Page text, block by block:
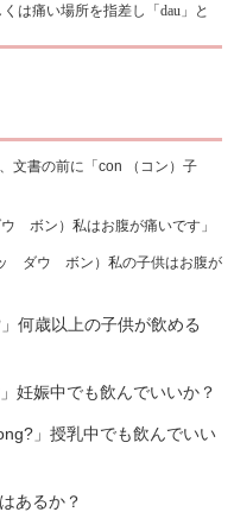
は痛い場所を指差し「 dau 」と
文書の前に「 con （ コン）子
ボン）私はお腹が痛いです」
ダウ ボン）私の子供はお腹が
」 何歳以上の子供が飲める
」 妊娠中でも飲んでいいか？
」 授乳中でも飲んでいい
あるか？